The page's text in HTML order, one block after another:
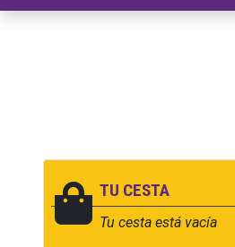
TU CESTA
Tu cesta está vacía